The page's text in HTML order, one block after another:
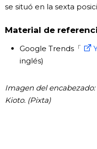
se situó en la sexta
Material de
Google Trends「
inglés)
Imagen del
Kioto. (Pixta)